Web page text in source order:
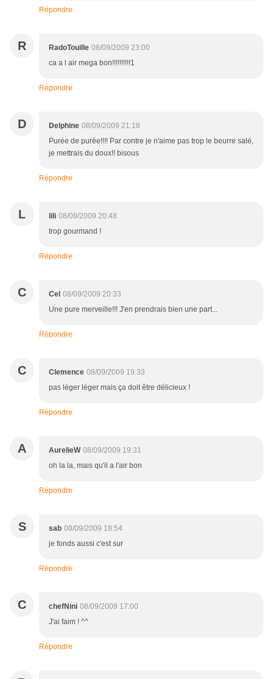
Répondre
R RadoTouille 08/09/2009 23:00
ca a l air mega bon!!!!!!!!!!1
Répondre
D Delphine 08/09/2009 21:18
Purée de purée!!!! Par contre je n'aime pas trop le beurre salé,
je mettrais du doux!! bisous
Répondre
L lili 08/09/2009 20:48
trop gourmand !
Répondre
C Cel 08/09/2009 20:33
Une pure merveille!!! J'en prendrais bien une part...
Répondre
C Clemence 08/09/2009 19:33
pas léger léger mais ça doit être délicieux !
Répondre
A AurelieW 08/09/2009 19:31
oh la la, mais qu'il a l'air bon
Répondre
S sab 08/09/2009 18:54
je fonds aussi c'est sur
Répondre
C chefNini 08/09/2009 17:00
J'ai faim ! ^^
Répondre